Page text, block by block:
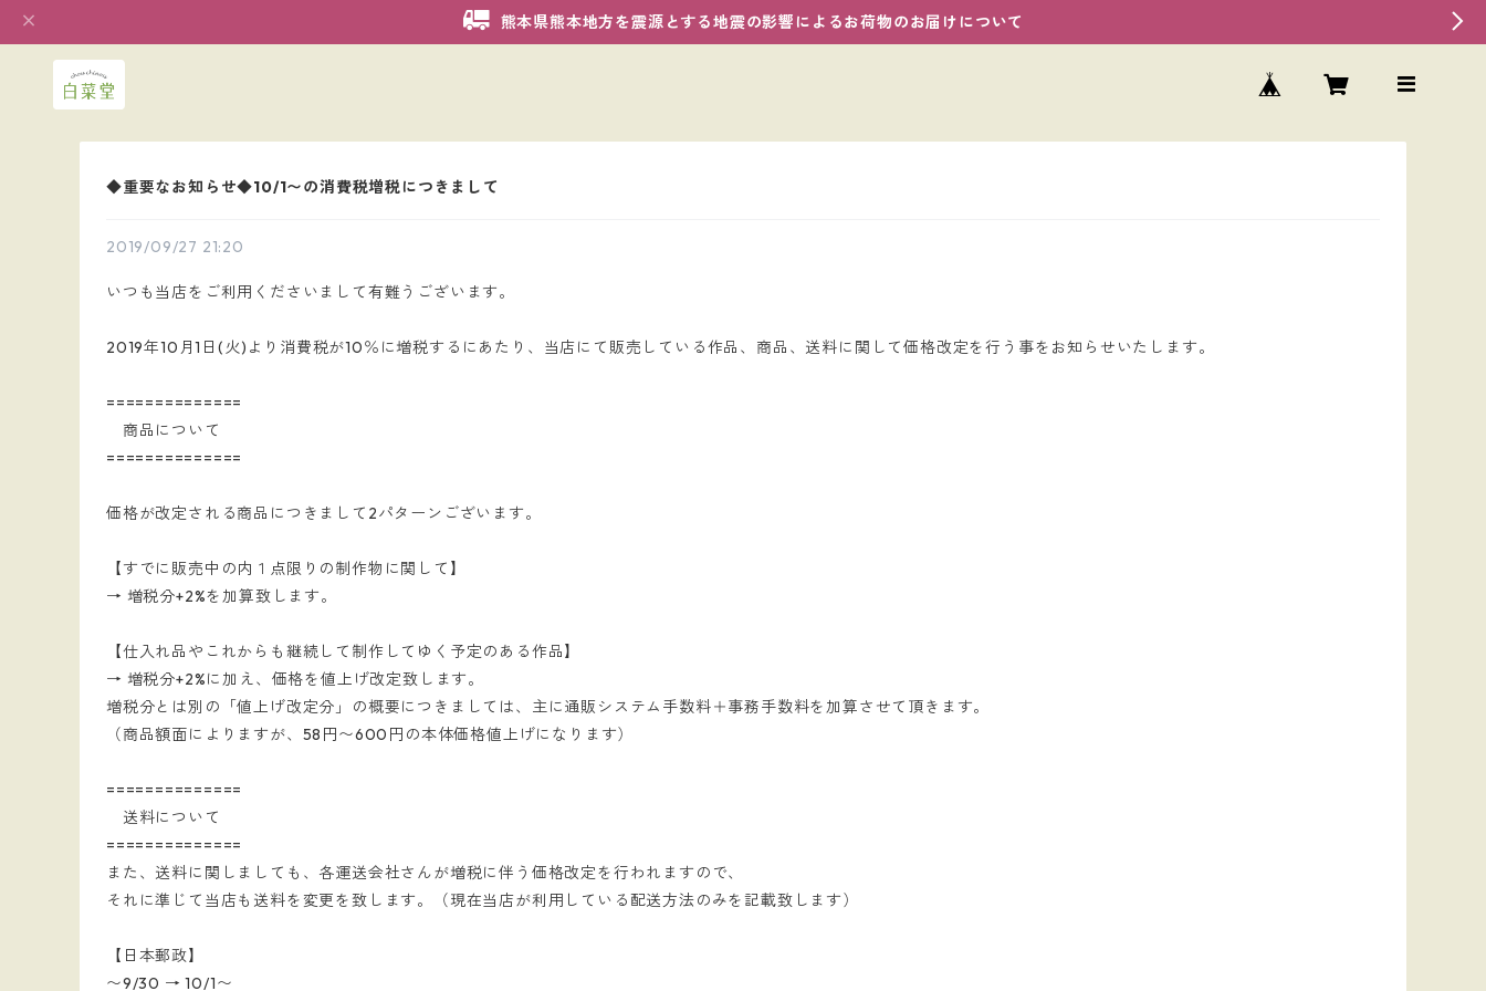
熊本県熊本地方を震源とする地震の影響によるお荷物のお届けについて
◆重要なお知らせ◆10/1〜の消費税増税につきまして
2019/09/27 21:20
いつも当店をご利用くださいまして有難うございます。
2019年10月1日(火)より消費税が10％に増税するにあたり、当店にて販売している作品、商品、送料に関して価格改定を行う事をお知らせいたします。
==============
商品について
==============
価格が改定される商品につきまして2パターンございます。
【すでに販売中の内１点限りの制作物に関して】
→ 増税分+2%を加算致します。
【仕入れ品やこれからも継続して制作してゆく予定のある作品】
→ 増税分+2%に加え、価格を値上げ改定致します。
増税分とは別の「値上げ改定分」の概要につきましては、主に通販システム手数料＋事務手数料を加算させて頂きます。
（商品額面によりますが、58円〜600円の本体価格値上げになります）
==============
送料について
==============
また、送料に関しましても、各運送会社さんが増税に伴う価格改定を行われますので、
それに準じて当店も送料を変更を致します。（現在当店が利用している配送方法のみを記載致します）
【日本郵政】
〜9/30 → 10/1〜